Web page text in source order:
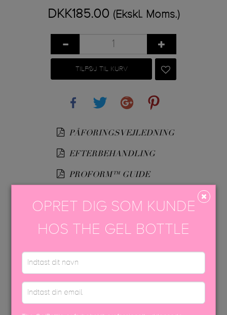
DKK185.00 (Ekskl. Moms.)
TILFØJ TIL KURV
PÅFØRINGSVEJLEDNING
EFTERBEHANDLING
PROFORM™ GUIDE
SIKKERHEDSDATABLAD
OPRET DIG SOM KUNDE
HOS THE GEL BOTTLE